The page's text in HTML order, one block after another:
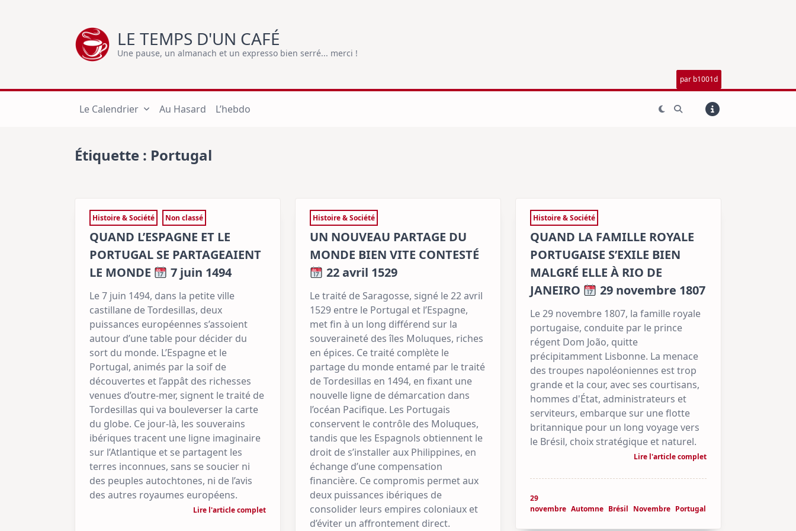
LE TEMPS D'UN CAFÉ
Une pause, un almanach et un expresso bien serré... merci !
par b1001d
Le Calendrier Au Hasard L’hebdo
Étiquette : Portugal
Histoire & Société Non classé
QUAND L’ESPAGNE ET LE
PORTUGAL SE PARTAGEAIENT
LE MONDE
7 juin 1494
Le 7 juin 1494, dans la petite ville
castillane de Tordesillas, deux
puissances européennes s’assoient
autour d’une table pour décider du
sort du monde. L’Espagne et le
Portugal, animés par la soif de
découvertes et l’appât des richesses
venues d’outre-mer, signent le traité de
Tordesillas qui va bouleverser la carte
du globe. Ce jour-là, les souverains
ibériques tracent une ligne imaginaire
sur l’Atlantique et se partagent les
terres inconnues, sans se soucier ni
des peuples autochtones, ni de l’avis
des autres royaumes européens.
Lire l'article complet
Histoire & Société
UN NOUVEAU PARTAGE DU
MONDE BIEN VITE CONTESTÉ
22 avril 1529
Le traité de Saragosse, signé le 22 avril
1529 entre le Portugal et l’Espagne,
met fin à un long différend sur la
souveraineté des îles Moluques, riches
en épices. Ce traité complète le
partage du monde entamé par le traité
de Tordesillas en 1494, en fixant une
nouvelle ligne de démarcation dans
l’océan Pacifique. Les Portugais
conservent le contrôle des Moluques,
tandis que les Espagnols obtiennent le
droit de s’installer aux Philippines, en
échange d’une compensation
financière. Ce compromis permet aux
deux puissances ibériques de
consolider leurs empires coloniaux et
d’éviter un affrontement direct.
Histoire & Société
QUAND LA FAMILLE ROYALE
PORTUGAISE S’EXILE BIEN
MALGRÉ ELLE À RIO DE
JANEIRO
29 novembre 1807
Le 29 novembre 1807, la famille royale
portugaise, conduite par le prince
régent Dom João, quitte
précipitamment Lisbonne. La menace
des troupes napoléoniennes est trop
grande et la cour, avec ses courtisans,
hommes d'État, administrateurs et
serviteurs, embarque sur une flotte
britannique pour un long voyage vers
le Brésil, choix stratégique et naturel.
Lire l'article complet
29
novembre Automne Brésil Novembre Portugal